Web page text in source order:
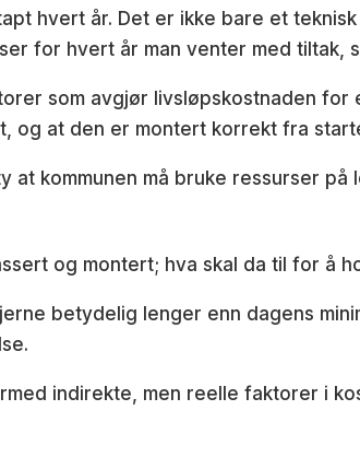
hvert år. Det er ikke bare et
for hvert år man venter med tiltak,
som avgjør livsløpskostnaden for
og at den er montert korrekt fra
at kommunen må bruke ressurser
og montert; hva skal da til for å
betydelig lenger enn dagens
indirekte, men reelle faktorer i